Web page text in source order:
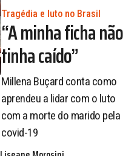
Tragédia e luto no Brasil
“A minha ficha não
tinha caído”
Millena Buçard conta como
aprendeu a lidar com o luto
com a morte do marido pela
covid-19